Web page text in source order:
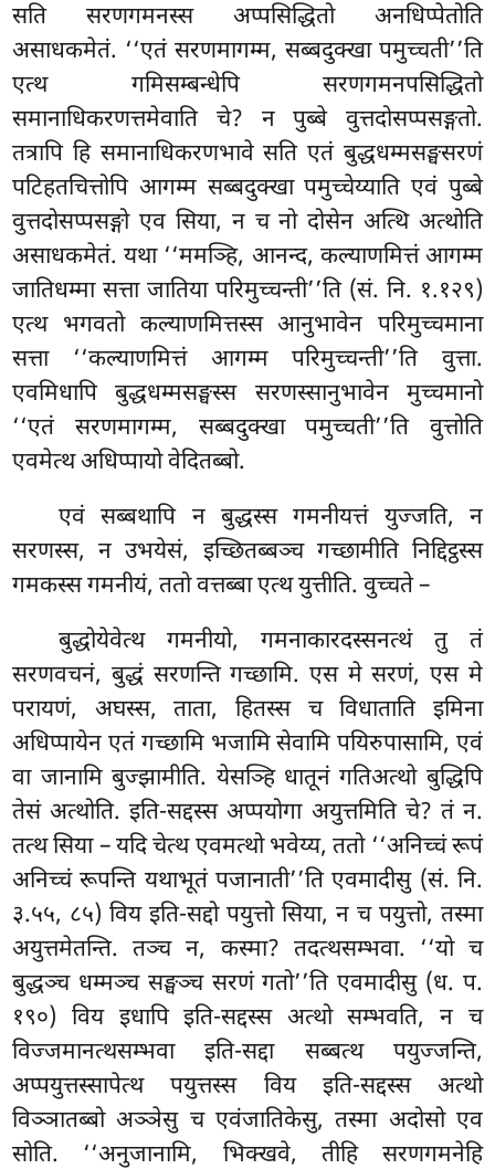
सति सरणगमनस्स अप्पसिद्धितो अनधिप्पेतोति
असाधकमेतं. ‘‘एतं सरणमागम्म, सब्बदुक्खा पमुच्चती’’ति
एत्थ गमिसम्बन्धेपि सरणगमनपसिद्धितो
समानाधिकरणत्तमेवाति चे? न पुब्बे वुत्तदोसप्पसङ्गतो.
तत्रापि हि समानाधिकरणभावे सति एतं बुद्धधम्मसङ्घसरणं
पटिहतचित्तोपि आगम्म सब्बदुक्खा पमुच्चेय्याति एवं पुब्बे
वुत्तदोसप्पसङ्गो एव सिया, न च नो दोसेन अत्थि अत्थोति
असाधकमेतं. यथा ‘‘ममञ्हि, आनन्द, कल्याणमित्तं आगम्म
जातिधम्मा सत्ता जातिया परिमुच्चन्ती’’ति (सं. नि. १.१२९)
एत्थ भगवतो कल्याणमित्तस्स आनुभावेन परिमुच्चमाना
सत्ता ‘‘कल्याणमित्तं आगम्म परिमुच्चन्ती’’ति वुत्ता.
एवमिधापि बुद्धधम्मसङ्घस्स सरणस्सानुभावेन मुच्चमानो
‘‘एतं सरणमागम्म, सब्बदुक्खा पमुच्चती’’ति वुत्तोति
एवमेत्थ अधिप्पायो वेदितब्बो.
एवं सब्बथापि न बुद्धस्स गमनीयत्तं युज्जति, न
सरणस्स, न उभयेसं, इच्छितब्बञ्च गच्छामीति निद्दिट्ठस्स
गमकस्स गमनीयं, ततो वत्तब्बा एत्थ युत्तीति. वुच्चते –
बुद्धोयेवेत्थ गमनीयो, गमनाकारदस्सनत्थं तु तं
सरणवचनं, बुद्धं सरणन्ति गच्छामि. एस मे सरणं, एस मे
परायणं, अघस्स, ताता, हितस्स च विधाताति इमिना
अधिप्पायेन एतं गच्छामि भजामि सेवामि पयिरुपासामि, एवं
वा जानामि बुज्झामीति. येसञ्हि धातूनं गतिअत्थो बुद्धिपि
तेसं अत्थोति. इति-सद्दस्स अप्पयोगा अयुत्तमिति चे? तं न.
तत्थ सिया – यदि चेत्थ एवमत्थो भवेय्य, ततो ‘‘अनिच्चं रूपं
अनिच्चं रूपन्ति यथाभूतं पजानाती’’ति एवमादीसु (सं. नि.
३.५५, ८५) विय इति-सद्दो पयुत्तो सिया, न च पयुत्तो, तस्मा
अयुत्तमेतन्ति. तञ्च न, कस्मा? तदत्थसम्भवा. ‘‘यो च
बुद्धञ्च धम्मञ्च सङ्घञ्च सरणं गतो’’ति एवमादीसु (ध. प.
१९०) विय इधापि इति-सद्दस्स अत्थो सम्भवति, न च
विज्जमानत्थसम्भवा इति-सद्दा सब्बत्थ पयुज्जन्ति,
अप्पयुत्तस्सापेत्थ पयुत्तस्स विय इति-सद्दस्स अत्थो
विञ्ञातब्बो अञ्ञेसु च एवंजातिकेसु, तस्मा अदोसो एव
सोति. ‘‘अनुजानामि, भिक्खवे, तीहि सरणगमनेहि